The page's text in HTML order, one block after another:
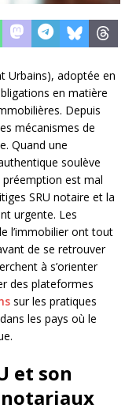
Urbains), adoptée en
en matière
Depuis
mécanismes de
Quand une
soulève
est mal
SRU notaire et la
urgente. Les
l’immobilier ont tout
de se retrouver
à s’orienter
des plateformes
sur les pratiques
les pays où le
et son